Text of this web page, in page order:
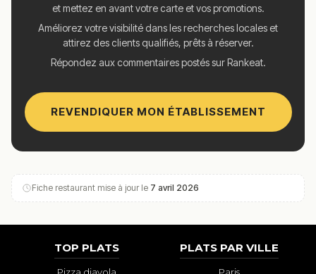
et mettez en avant votre carte et vos promotions.
Améliorez votre visibilité dans les recherches locales et
attirez des clients qualifiés, prêts à réserver.
Répondez aux commentaires postés sur Rankeat.
REVENDIQUER MON ÉTABLISSEMENT
Fiche restaurant mise à jour le 7 avril 2026
TOP PLATS
Pizza diavola
PLATS PAR VILLE
Paris